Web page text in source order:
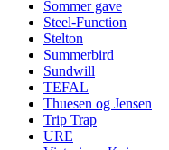
Sommer gave
Steel-Function
Stelton
Summerbird
Sundwill
TEFAL
Thuesen og Jensen
Trip Trap
URE